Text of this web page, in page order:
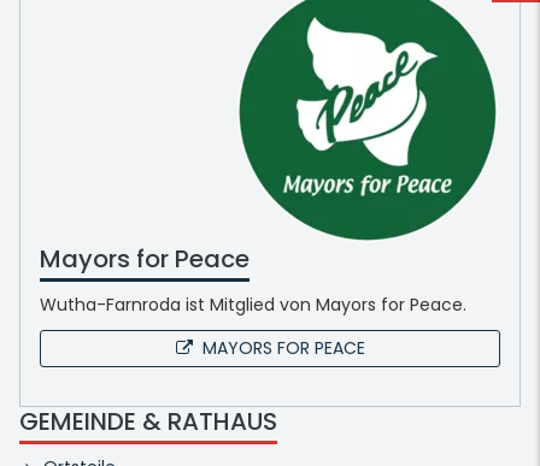
Mayors for Peace
Wutha-Farnroda ist Mitglied von Mayors for Peace.
MAYORS FOR PEACE
GEMEINDE & RATHAUS